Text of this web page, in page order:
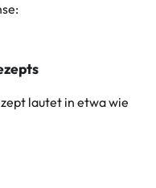
lautet in etwa wie